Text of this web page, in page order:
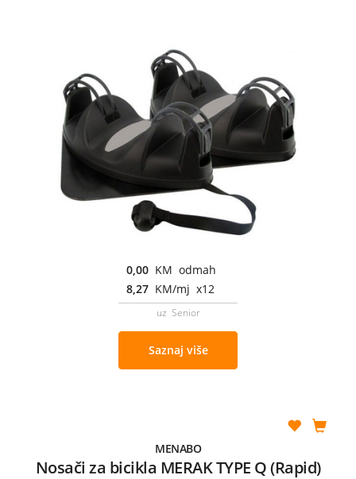
0,00 KM odmah
8,27 KM/mj x12
uz Senior
Saznaj više
MENABO
Nosači za bicikla MERAK TYPE Q (Rapid)